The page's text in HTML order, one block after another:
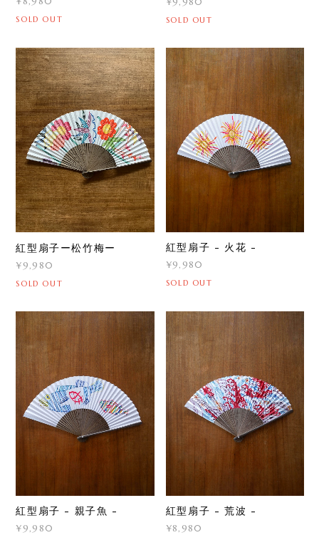
SOLD OUT SOLD OUT
紅型扇子ー松竹梅ー
¥9,980
SOLD OUT
紅型扇子 - 火花 -
¥9,980
SOLD OUT
紅型扇子 - 親子魚 -
¥9,980
紅型扇子 - 荒波 -
¥8,980